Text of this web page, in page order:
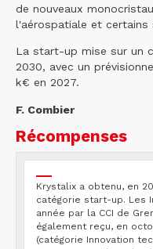
de nouveaux
l'aérospatiale et certains
La start-up mise sur un
2030, avec un
k€ en 2027.
F. Combier
Récompenses
Krystalix a obtenu, en
catégorie start-up. Les
année par la CCI de
également reçu, en
(catégorie Innovation